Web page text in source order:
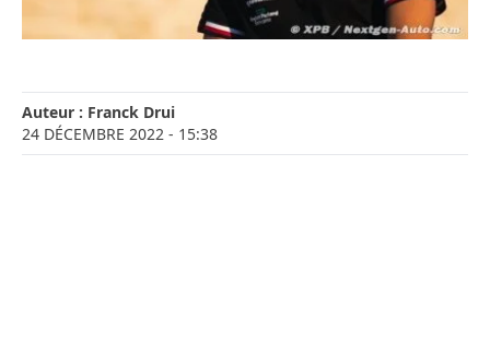
Auteur : Franck Drui
24 DÉCEMBRE 2022 - 15:38